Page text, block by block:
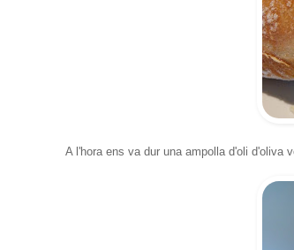
A l'hora ens va dur una ampolla d'oli d'oliva